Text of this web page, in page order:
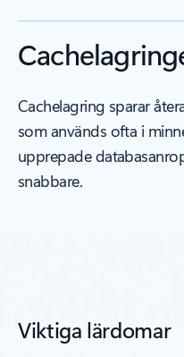
Cachelagring sparar
som används ofta i
upprepade
snabbare.
Viktiga lärdomar